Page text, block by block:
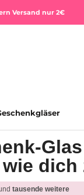
Versand nur 2€
wie
tausende weitere